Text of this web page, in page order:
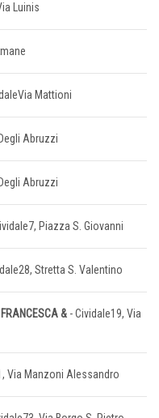
Luinis
Mattioni
Abruzzi
Abruzzi
Piazza S. Giovanni
Stretta S. Valentino
& - Cividale19, Via
Via Manzoni Alessandro